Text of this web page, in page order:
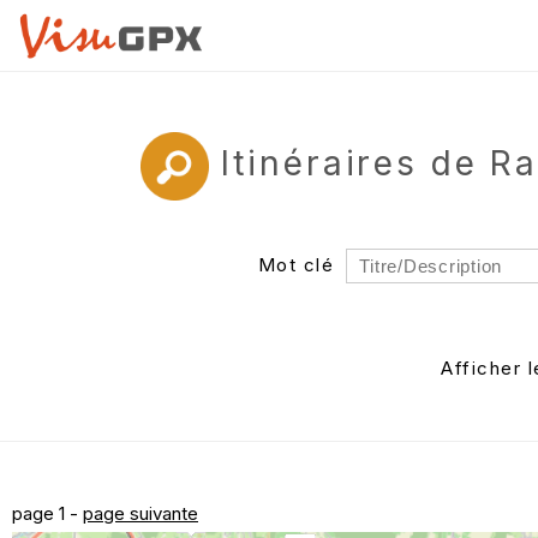
Itinéraires de
Mot clé
Auteur
Afficher
page 1 - page suivante